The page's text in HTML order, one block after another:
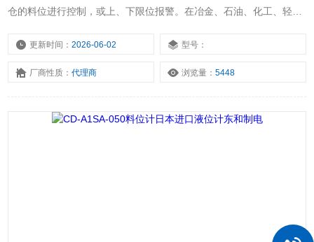
仓的料位进行控制，或上、下限位报警。在冶金、石油、化工、轻
电容料位计。CD-A1SA-050东和制电 标准型电容料位计 测量可靠。
更新时间：2026-06-02 型号：
厂商性质：代理商 浏览量：5448